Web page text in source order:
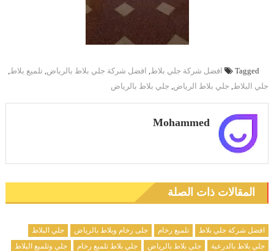
Tagged افضل شركة جلي بلاط, افضل شركة جلي بلاط بالرياض, تلميع بلاط,
جلي البلاط, جلي بلاط الرياض, جلي بلاط بالرياض
Mohammed
المقالات ذات الصلة
افضل شركة جلي بلاط تلميع رخام جلى رخام وبلاط بالرياض
جلي البلاط
جلي بلاط بالدرعية
جلي بلاط بالرياض جلي بلاط تلميع رخام جلي وتلميع البلاط